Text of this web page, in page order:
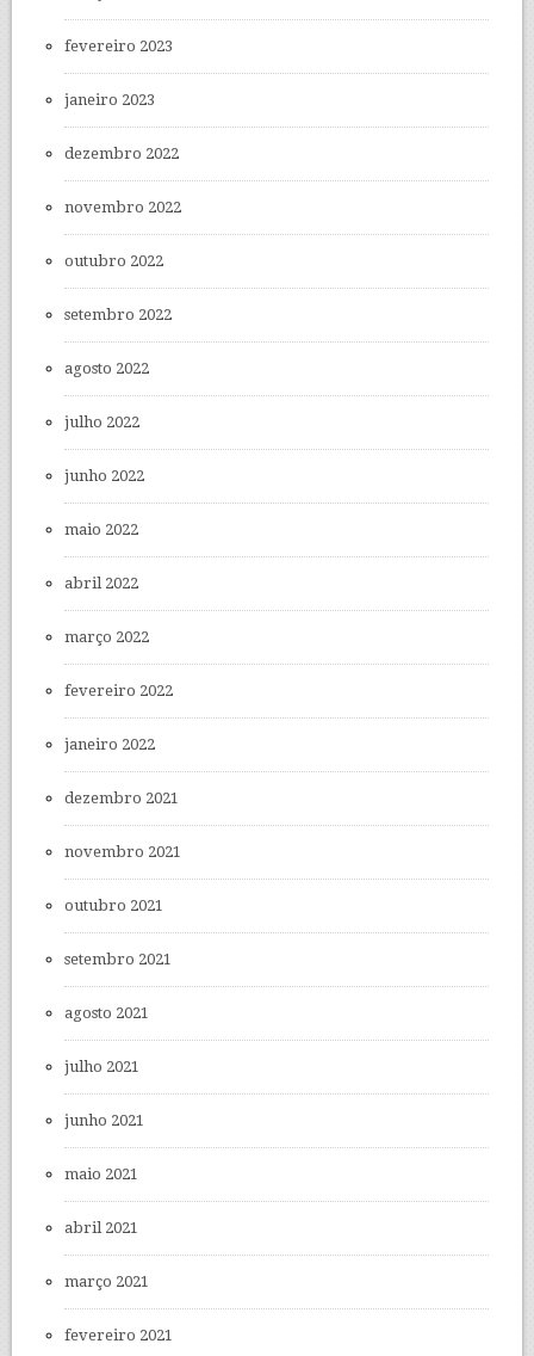
fevereiro 2023
janeiro 2023
dezembro 2022
novembro 2022
outubro 2022
setembro 2022
agosto 2022
julho 2022
junho 2022
maio 2022
abril 2022
março 2022
fevereiro 2022
janeiro 2022
dezembro 2021
novembro 2021
outubro 2021
setembro 2021
agosto 2021
julho 2021
junho 2021
maio 2021
abril 2021
março 2021
fevereiro 2021